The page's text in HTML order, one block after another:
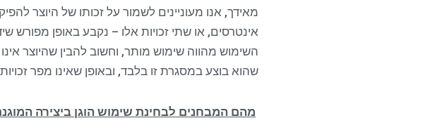
מאידך, אנו מעוניינים לשמור על זכותו של היוצר
אינטרסים, או שתי זכויות אלו – נקבע באופן מפורש
השימוש מהווה שימוש מותר, וחשוב להבין שהיוצר
שהוא בוצע במסגרת זו בלבד, ובאופן שאינו מפר
מהם המבחנים לבחינת שימוש הוגן ביצירה